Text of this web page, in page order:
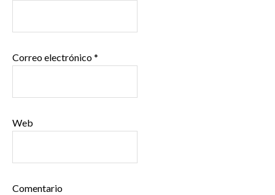
Correo electrónico*
Web
Comentario